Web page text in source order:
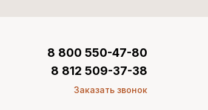
8 800 550-47-80
8 812 509-37-38
Заказать звонок